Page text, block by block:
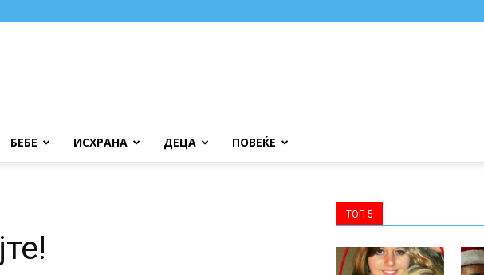
БЕБЕ ИСХРАНА ДЕЦА ПОВЕЌЕ
ТОП 5